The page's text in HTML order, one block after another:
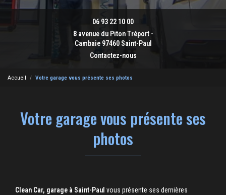
06 93 22 10 00
8 avenue du Piton Tréport -
Cambaie 97460 Saint-Paul
Contactez-nous
Accueil Votre garage vous présente ses photos
Votre garage vous présente ses
photos
Clean Car, garage à Saint-Paul vous présente ses dernières